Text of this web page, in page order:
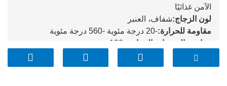
الآمن غذائيًا
لون الزجاج:شفاف، العنبر
مقاومة للحرارة:-20 درجة مئوية -560 درجة مئوية
مقاومة الصدمات الحرارية: 120 درجة مئوية
شهادة:
ادارة الاغذية والعقاقير، LFGB، DGCCRF، ROHS،
REACH، FSC، MSDS